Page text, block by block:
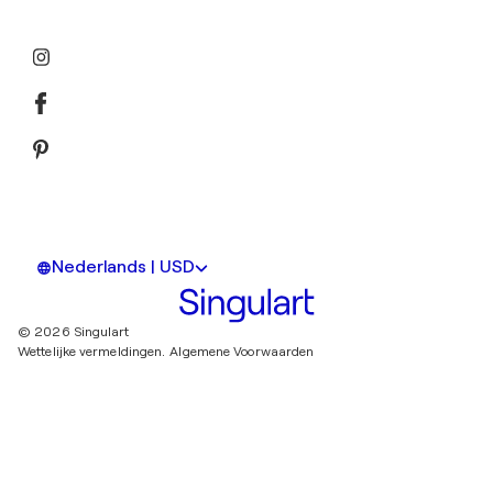
Nederlands | USD
© 2026 Singulart
Wettelijke vermeldingen. Algemene Voorwaarden